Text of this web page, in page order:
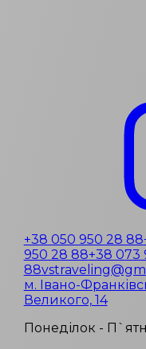
+38 050 950 28 88
950 28 88+38 073
88
м. Івано-
Великого, 14
Понеділок -